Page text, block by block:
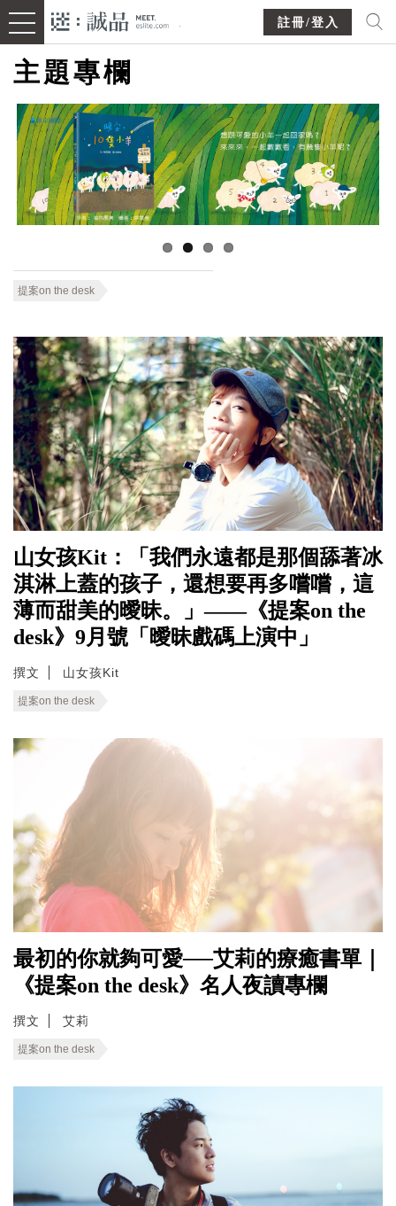
註冊/登入
主題專欄
提案on the desk
山女孩Kit：「我們永遠都是那個舔著冰
淇淋上蓋的孩子，還想要再多嚐嚐，這
薄而甜美的曖昧。」——《提案on the
desk》9月號「曖昧戲碼上演中」
撰文 山女孩Kit
提案on the desk
最初的你就夠可愛──艾莉的療癒書單｜
《提案on the desk》名人夜讀專欄
撰文 艾莉
提案on the desk